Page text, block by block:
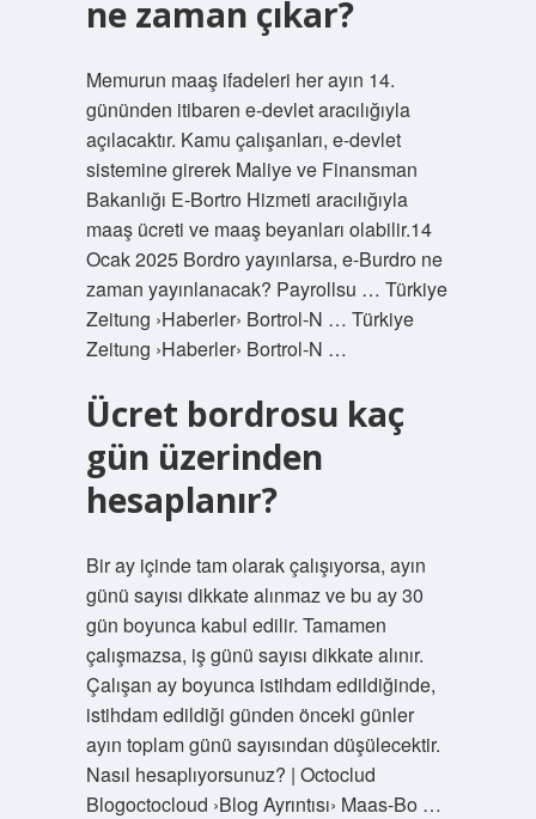
ne zaman çıkar?
Memurun maaş ifadeleri her ayın 14.
gününden itibaren e-devlet aracılığıyla
açılacaktır. Kamu çalışanları, e-devlet
sistemine girerek Maliye ve Finansman
Bakanlığı E-Bortro Hizmeti aracılığıyla
maaş ücreti ve maaş beyanları olabilir.14
Ocak 2025 Bordro yayınlarsa, e-Burdro ne
zaman yayınlanacak? Payrollsu … Türkiye
Zeitung ›Haberler› Bortrol-N … Türkiye
Zeitung ›Haberler› Bortrol-N …
Ücret bordrosu kaç
gün üzerinden
hesaplanır?
Bir ay içinde tam olarak çalışıyorsa, ayın
günü sayısı dikkate alınmaz ve bu ay 30
gün boyunca kabul edilir. Tamamen
çalışmazsa, iş günü sayısı dikkate alınır.
Çalışan ay boyunca istihdam edildiğinde,
istihdam edildiği günden önceki günler
ayın toplam günü sayısından düşülecektir.
Nasıl hesaplıyorsunuz? | Octoclud
Blogoctocloud ›Blog Ayrıntısı› Maas-Bo …